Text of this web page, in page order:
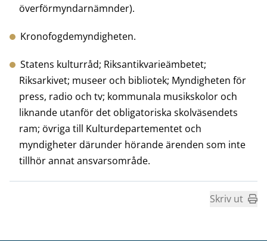
överförmyndarnämnder).
Kronofogdemyndigheten.
Statens kulturråd; Riksantikvarieämbetet;
Riksarkivet; museer och bibliotek; Myndigheten för
press, radio och tv; kommunala musikskolor och
liknande utanför det obligatoriska skolväsendets
ram; övriga till Kulturdepartementet och
myndigheter därunder hörande ärenden som inte
tillhör annat ansvarsområde.
Skriv ut